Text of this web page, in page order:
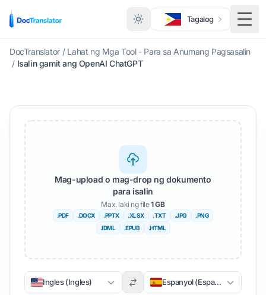
Tagalog
I-
DocTranslator / Lahat ng Mga Tool - Para sa Anumang Pagsasalin
/ Isalin gamit ang OpenAI ChatGPT
Mag-upload o mag-drop ng dokumento
para isalin
Max. laki ng file1 GB
.PDF .DOCX .PPTX .XLSX .TXT .JPG
.PNG
.IDML
.EPUB .HTML
Ingles (Ingles) Espanyol (Espanyol)